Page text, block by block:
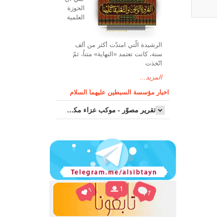
الحوزة
العلمیة
الرشیدة الّتي امتدّت أكثر من ألف
سنة، كانت تعتمد «النهاية» متناً، ثمّ
اتّخذت
المزيد...
اخبار مؤسسة السبطين عليهما السلام
تقرير مصوّر - موكب عزاء مکتب سماحة اية الله السيد مرتضى الموسوي الاصفهاني في يوم إستشهاد السيدة فاطم...